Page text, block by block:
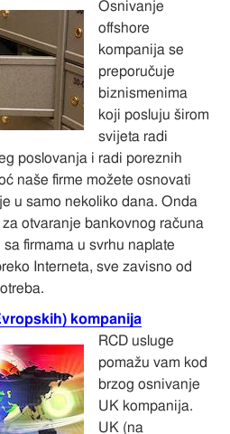
Osnivanje
offshore
kompanija se
preporučuje
biznismenima
koji posluju širom
svijeta radi
poslovanja i radi poreznih
naše firme možete osnovati
u samo nekoliko dana. Onda
otvaranje bankovnog računa
firmama u svrhu naplate
Interneta, sve zavisno od
kompanija
RCD usluge
pomažu vam kod
brzog osnivanje
UK kompanija.
UK (na